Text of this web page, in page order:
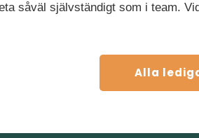
såväl självständigt som i team.
Alla